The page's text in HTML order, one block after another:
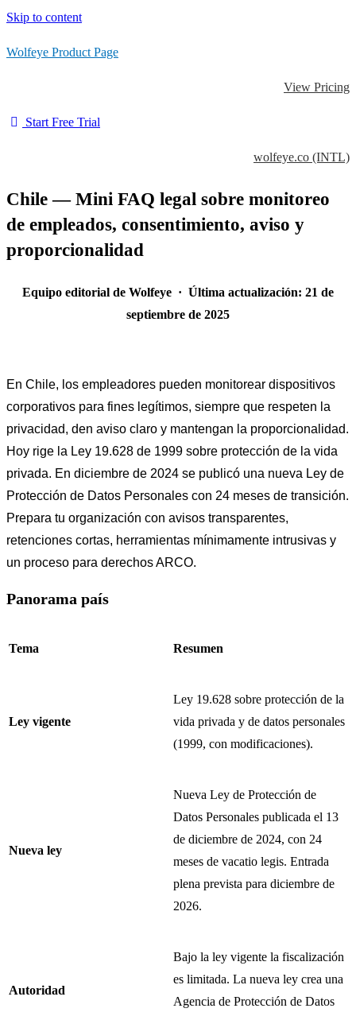
Skip to content
Wolfeye Product Page
View Pricing
Start Free Trial
wolfeye.co (INTL)
Chile — Mini FAQ legal sobre monitoreo
de empleados, consentimiento, aviso y
proporcionalidad
Equipo editorial de Wolfeye · Última actualización: 21 de
septiembre de 2025
En Chile, los empleadores pueden monitorear dispositivos
corporativos para fines legítimos, siempre que respeten la
privacidad, den aviso claro y mantengan la proporcionalidad.
Hoy rige la Ley 19.628 de 1999 sobre protección de la vida
privada. En diciembre de 2024 se publicó una nueva Ley de
Protección de Datos Personales con 24 meses de transición.
Prepara tu organización con avisos transparentes,
retenciones cortas, herramientas mínimamente intrusivas y
un proceso para derechos ARCO.
Panorama país
Tema Resumen
Ley vigente
Ley 19.628 sobre protección de la
vida privada y de datos personales
(1999, con modificaciones).
Nueva ley
Nueva Ley de Protección de
Datos Personales publicada el 13
de diciembre de 2024, con 24
meses de vacatio legis. Entrada
plena prevista para diciembre de
2026.
Autoridad
Bajo la ley vigente la fiscalización
es limitada. La nueva ley crea una
Agencia de Protección de Datos